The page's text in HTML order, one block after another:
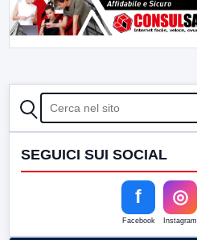
CERCA
SEGUICI SUI SOCIAL
f
Facebook
◎
Instagram